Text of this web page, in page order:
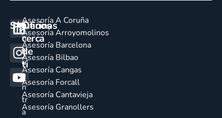
Síguenos
Oficinas
cerca
de
ti
E
n
c
u
e
n
tr
a
Asesoría A Coruña
Asesoría Arroyomolinos
Asesoría Barcelona
Asesoría Bilbao
Asesoría Cangas
Asesoría Forcall
Asesoría Cantavieja
Asesoría Granollers